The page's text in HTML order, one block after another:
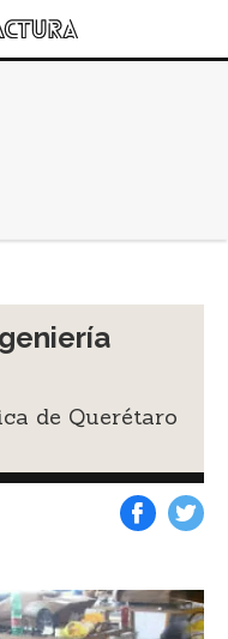
de Querétaro